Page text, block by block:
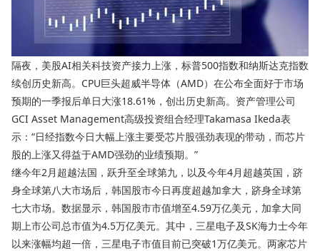
隔夜，美股AI相关科技资产接力上涨，标普500指数和纳斯达克指数
续创历史新高。CPU巨头超威半导体（AMD）在公布全面好于市场
预期的一季报后单日大涨18.61%，创出历史新高。资产管理公司
GCI Asset Management高级投资组合经理Takamasa Ikeda表
示：“日经指数今日大幅上涨主要受芯片股强劲表现的带动，而芯片
股的上涨又得益于AMD强劲的业绩预期。”
继今年2月超越法国，跃升至全球第九，以及今年4月超越英国，跻
身全球第八大市场后，韩国股市今日再度超越加拿大，跻身全球第
七大市场。数据显示，韩国股市市值增至4.59万亿美元，加拿大同
期上市公司总市值为4.5万亿美元。其中，三星电子及SK海力士今年
以来涨幅均超一倍，三星电子市值目前已突破1万亿美元。两家芯片